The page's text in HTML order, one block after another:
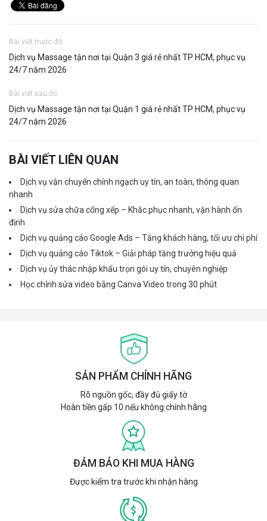
Bài viết trước đó
Dịch vụ Massage tận nơi tại Quận 3 giá rẻ nhất TP HCM, phục vụ
24/7 năm 2026
Bài viết sau đó
Dịch vụ Massage tận nơi tại Quận 1 giá rẻ nhất TP HCM, phục vụ
24/7 năm 2026
BÀI VIẾT LIÊN QUAN
Dịch vụ vận chuyển chính ngạch uy tín, an toàn, thông quan
nhanh
Dịch vụ sửa chữa cổng xếp – Khắc phục nhanh, vận hành ổn
định
Dịch vụ quảng cáo Google Ads – Tăng khách hàng, tối ưu chi phí
Dịch vụ quảng cáo Tiktok – Giải pháp tăng trưởng hiệu quả
Dịch vụ ủy thác nhập khẩu trọn gói uy tín, chuyên nghiệp
Học chỉnh sửa video bằng Canva Video trong 30 phút
SẢN PHẨM CHÍNH HÃNG
Rõ nguồn gốc, đầy đủ giấy tờ
Hoàn tiền gấp 10 nếu không chính hãng
ĐẢM BẢO KHI MUA HÀNG
Được kiểm tra trước khi nhận hàng